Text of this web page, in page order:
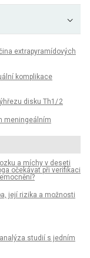
extrapyramídových
komplikace
disku Th1/ 2
meningeálním
a míchy v deseti
očekávat při verifikaci
její rizika a možnosti
studií s jedním